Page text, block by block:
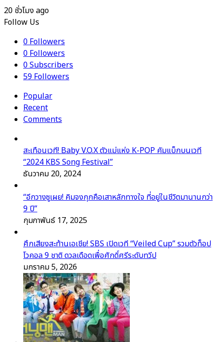
20 ชั่วโมง ago
Follow Us
0Followers
0Followers
0Subscribers
59Followers
Popular
Recent
Comments
สะเทือนเวที! Baby V.O.X ตัวแม่แห่ง K-POP คัมแบ็กบนเวที
“2024 KBS Song Festival”
ธันวาคม 20, 2024
“อีกวางซูเผย! คิมจงกุกคือเสาหลักทางใจ ที่อยู่ในชีวิตมานานกว่า
9 ปี”
กุมภาพันธ์ 17, 2025
ศึกเสียงสะท้านเอเชีย! SBS เปิดเวที “Veiled Cup” รวมตัวท็อป
โวคอล 9 ชาติ ดวลเดือดเพื่อศักดิ์ศรีระดับทวีป
มกราคม 5, 2026